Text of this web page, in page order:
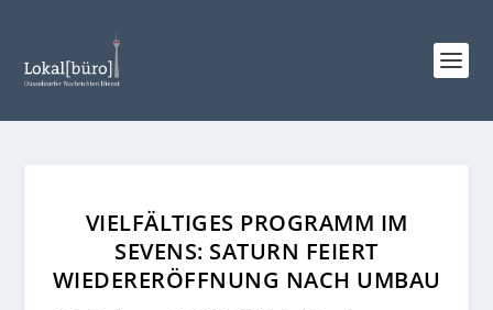
VIELFÄLTIGES PROGRAMM IM
SEVENS: SATURN FEIERT
WIEDERERÖFFNUNG NACH UMBAU